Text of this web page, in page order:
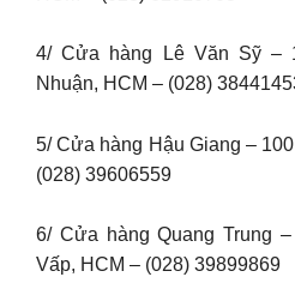
4/ Cửa hàng Lê Văn Sỹ –
Nhuận, HCM – (028)
5/ Cửa hàng Hậu Giang –
(028) 39606559
6/ Cửa hàng Quang Trung
Vấp, HCM – (028) 39899869